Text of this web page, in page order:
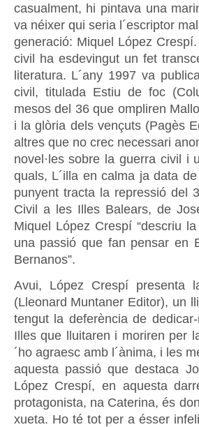
casualment, hi pintava una
va néixer qui seria l´escriptor
generació: Miquel López
civil ha esdevingut un fet
literatura. L´any 1997 va
civil, titulada Estiu de foc
mesos del 36 que ompliren
i la glòria dels vençuts (Pagès
altres que no crec necessari
novel·les sobre la guerra civil i
quals, L´illa en calma ja data
punyent tracta la repressió del
Civil a les Illes Balears, de
Miquel López Crespí “descriu
una passió que fan pensar en
Bernanos”.
Avui, López Crespí presenta
(Lleonard Muntaner Editor), un
tengut la deferència de
Illes que lluitaren i moriren per
´ho agraesc amb l´ànima, i les
aquesta passió que destaca
López Crespí, en aquesta
protagonista, na Caterina, és
xueta. Ho té tot per a ésser